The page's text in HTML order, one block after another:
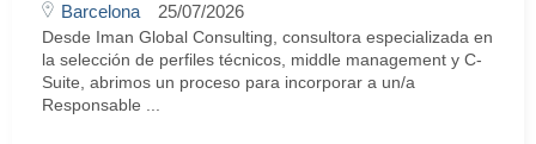
Barcelona 25/07/2026
Desde Iman Global Consulting, consultora especializada en
la selección de perfiles técnicos, middle management y C-
Suite, abrimos un proceso para incorporar a un/a
Responsable ...